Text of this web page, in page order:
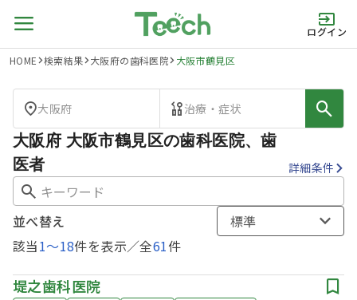
ログイン
HOME 検索結果 大阪府の歯科医院 大阪市鶴見区
大阪府 治療・症状
大阪府 大阪市鶴見区の歯科医院、歯
医者
詳細条件
該当1〜18件を表示／全61件
並べ替え 標準
堤之歯科医院